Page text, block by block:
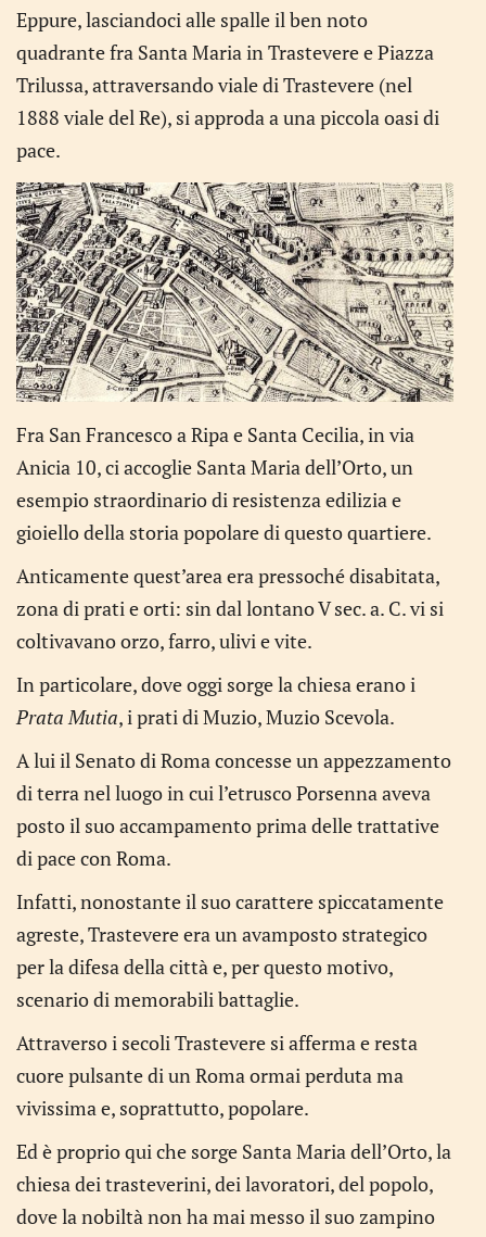
Eppure, lasciandoci alle spalle il ben noto
quadrante fra Santa Maria in Trastevere e Piazza
Trilussa, attraversando viale di Trastevere (nel
1888 viale del Re), si approda a una piccola oasi di
pace.
Fra San Francesco a Ripa e Santa Cecilia, in via
Anicia 10, ci accoglie Santa Maria dell’Orto, un
esempio straordinario di resistenza edilizia e
gioiello della storia popolare di questo quartiere.
Anticamente quest’area era pressoché disabitata,
zona di prati e orti: sin dal lontano V sec. a. C. vi si
coltivavano orzo, farro, ulivi e vite.
In particolare, dove oggi sorge la chiesa erano i
Prata Mutia, i prati di Muzio, Muzio Scevola.
A lui il Senato di Roma concesse un appezzamento
di terra nel luogo in cui l’etrusco Porsenna aveva
posto il suo accampamento prima delle trattative
di pace con Roma.
Infatti, nonostante il suo carattere spiccatamente
agreste, Trastevere era un avamposto strategico
per la difesa della città e, per questo motivo,
scenario di memorabili battaglie.
Attraverso i secoli Trastevere si afferma e resta
cuore pulsante di un Roma ormai perduta ma
vivissima e, soprattutto, popolare.
Ed è proprio qui che sorge Santa Maria dell’Orto, la
chiesa dei trasteverini, dei lavoratori, del popolo,
dove la nobiltà non ha mai messo il suo zampino